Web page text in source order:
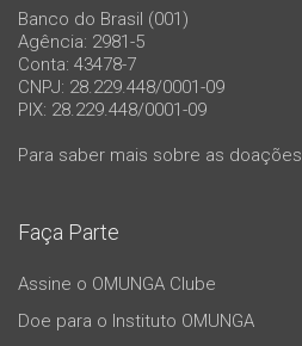
Banco do Brasil (001)
Agência: 2981-5
Conta: 43478-7
CNPJ: 28.229.448/0001-09
PIX: 28.229.448/0001-09
Para saber mais sobre as
Faça Parte
Assine o OMUNGA Clube
Doe para o Instituto OMUNGA